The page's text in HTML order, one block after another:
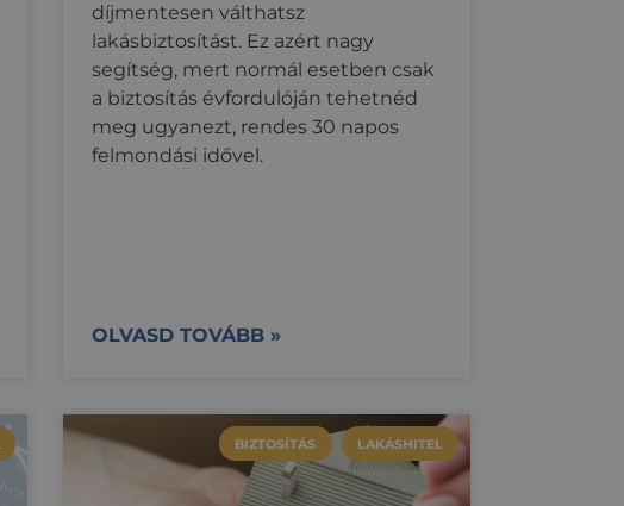
díjmentesen válthatsz
lakásbiztosítást. Ez azért nagy
segítség, mert normál esetben csak
a biztosítás évfordulóján tehetnéd
meg ugyanezt, rendes 30 napos
felmondási idővel.
OLVASD TOVÁBB »
BIZTOSÍTÁS LAKÁSHITEL